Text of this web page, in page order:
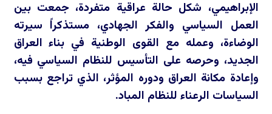
الإبراهيمي، شكل حالة عراقية متفردة، جمعت بين
العمل السياسي والفكر الجهادي، مستذكراً سيرته
الوضاءة، وعمله مع القوى الوطنية في بناء العراق
الجديد، وحرصه على التأسيس للنظام السياسي فيه،
وإعادة مكانة العراق ودوره المؤثر، الذي تراجع بسبب
السياسات الرعناء للنظام المباد.